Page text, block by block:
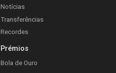
Notícias
Transferências
Recordes
Prémios
Bola de Ouro